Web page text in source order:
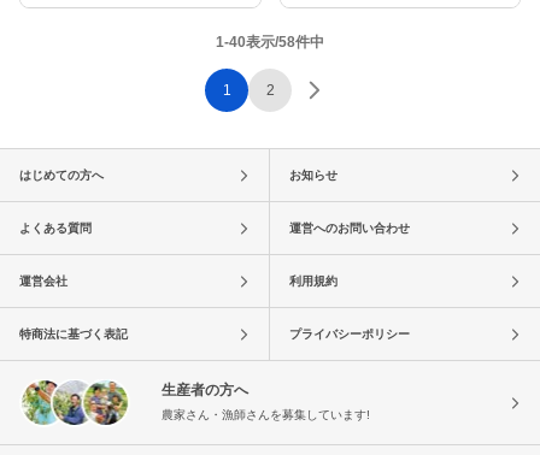
1-40表示/58件中
1 2
はじめての方へ お知らせ
よくある質問 運営へのお問い合わせ
運営会社 利用規約
特商法に基づく表記 プライバシーポリシー
生産者の方へ
農家さん・漁師さんを募集しています!